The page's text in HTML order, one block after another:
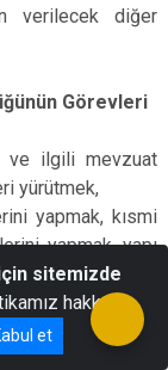
verilecek diğer
Görevleri
ve ilgili mevzuat
yürütmek,
yapmak, kısmi
yapmak, yapı
vize, onay ve ara
yürütmek,
yapmak,
kuruluşu,
sitemizde
hakkında
et